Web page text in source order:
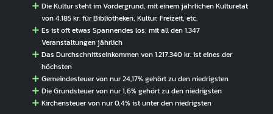
Die Kultur steht im Vordergrund, mit einem jährlichen Kulturetat
von 4.185 kr. für Bibliotheken, Kultur, Freizeit, etc.
Es ist oft etwas Spannendes los, mit all den 1.347
Veranstaltungen jährlich
Das Durchschnittseinkommen von 1.217.340 kr. ist eines der
höchsten
Gemeindesteuer von nur 24,17% gehört zu den niedrigsten
Die Grundsteuer von nur 1,6% gehört zu den niedrigsten
Kirchensteuer von nur 0,4% ist unter den niedrigsten